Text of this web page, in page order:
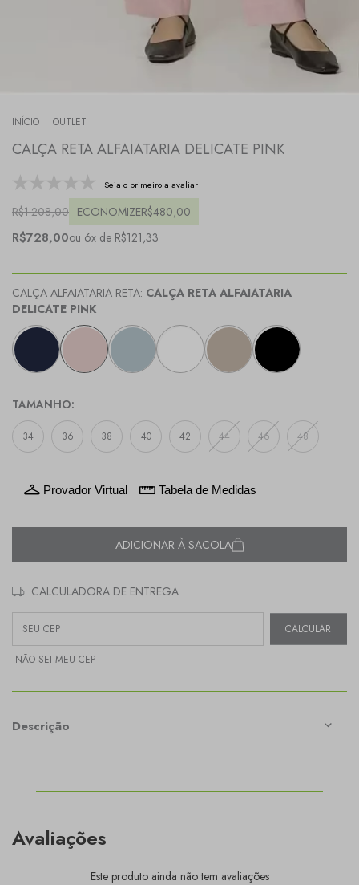
INÍCIO OUTLET
CALÇA RETA ALFAIATARIA DELICATE PINK
Seja o primeiro a avaliar
R$1.208,00 ECONOMIZER$480,00
R$728,00ou 6x de R$121,33
CALÇA ALFAIATARIA RETA: CALÇA RETA ALFAIATARIA
DELICATE PINK
TAMANHO:
34 36 38 40 42 44 46 48
Provador Virtual Tabela de Medidas
ADICIONAR À SACOLA
CALCULADORA DE ENTREGA
Entregas para o CEP:
CALCULAR
NÃO SEI MEU CEP
Descrição
Avaliações
Este produto ainda não tem avaliações